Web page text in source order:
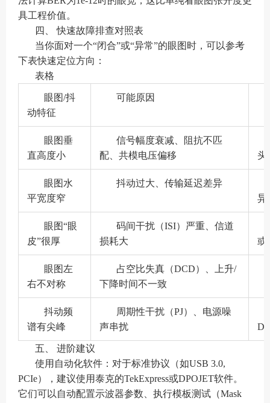
具工程价值。
四、 快速故障排查对照表
当你面对一个“闭合”或“异常”的眼图时，可以参考
下表快速定位方向：
表格
眼图/抖
动特征
可能原因
眼图垂
直高度小
信号幅度衰减、阻抗不匹
配、共模电压偏移
头
眼图水
平宽度窄
抖动过大、传输延迟差异
异
眼图“眼
皮”很厚
码间干扰（ISI）严重、信道
损耗大
或
眼图左
右不对称
占空比失真（DCD）、上升/
下降时间不一致
抖动频
谱有尖峰
周期性干扰（PJ）、电源噪
声串扰
五、 进阶建议
使用自动化软件：对于标准协议（如USB 3.0,
PCIe），建议使用泰克的TekExpress或DPOJET软件。
它们可以自动配置示波器参数、执行模板测试（Mask